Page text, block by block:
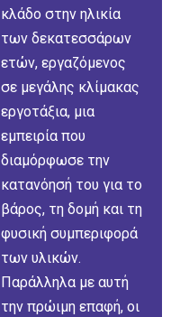
κλάδο στην ηλικία
των δεκατεσσάρων
ετών, εργαζόμενος
σε μεγάλης κλίμακας
εργοτάξια, μια
εμπειρία που
διαμόρφωσε την
κατανόησή του για το
βάρος, τη δομή και τη
φυσική συμπεριφορά
των υλικών.
Παράλληλα με αυτή
την πρώιμη επαφή, οι